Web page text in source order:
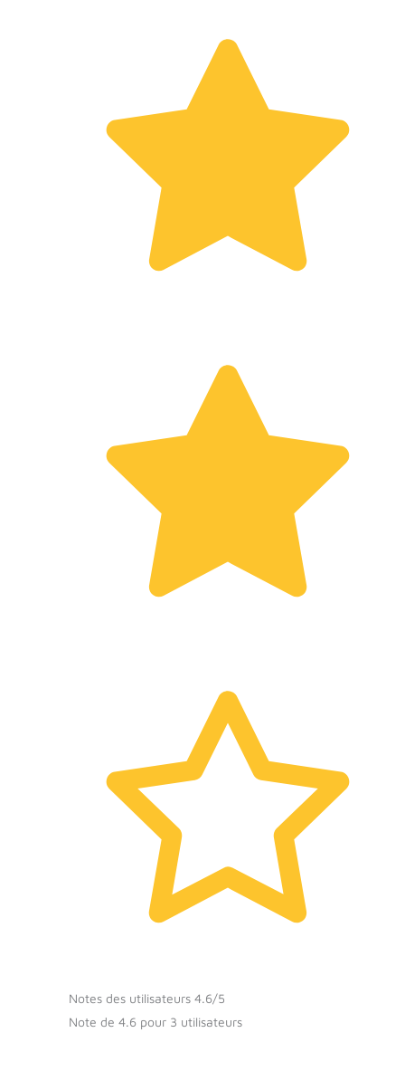
Notes des utilisateurs 4.6/5
Note de 4.6 pour 3 utilisateurs